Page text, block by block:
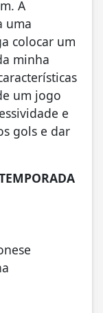
A
uma
colocar um
minha
um jogo
e
gols e dar